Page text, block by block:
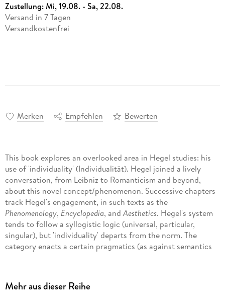
Zustellung:Mi, 19.08. - Sa, 22.08.
Versand in 7 Tagen
Versandkostenfrei
Merken Empfehlen Bewerten
This book explores an overlooked area in Hegel studies: his
use of 'individuality' (Individualität). Hegel joined a lively
conversation, from Leibniz to Romanticism and beyond,
about this novel concept/phenomenon. Successive chapters
track Hegel's engagement, in such texts as the
Phenomenology, Encyclopedia, andAesthetics. Hegel's system
tends to follow a syllogistic logic (universal, particular,
singular), but 'individuality' departs from the norm. The
category enacts a certain pragmatics (as against semantics
bars resort to explicit rules). The category reflexively
Mehr aus dieser Reihe